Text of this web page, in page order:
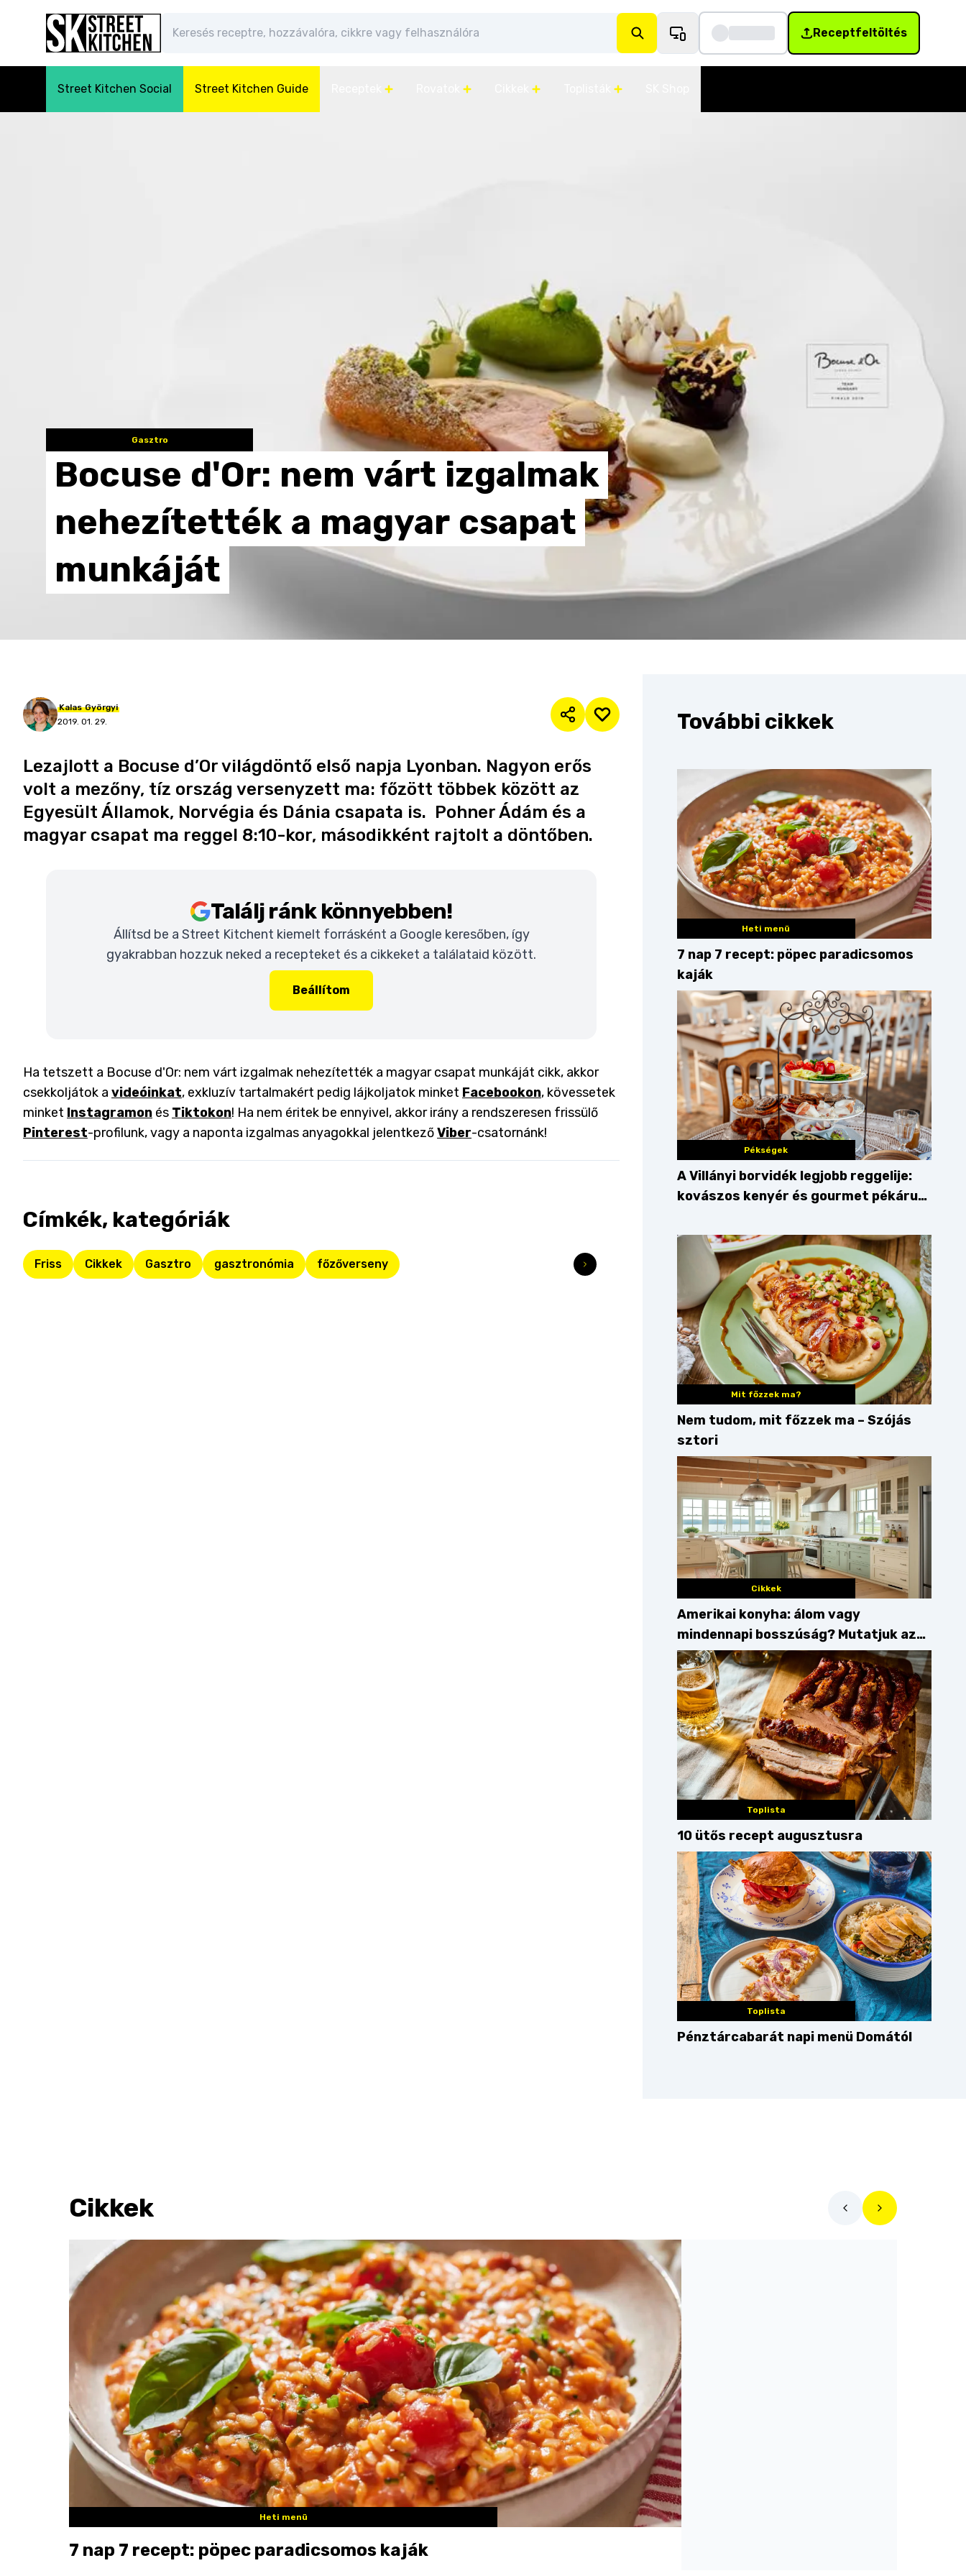
Receptfeltöltés
Street Kitchen Social Street Kitchen Guide
Gasztro
Bocuse d'Or: nem várt izgalmak
nehezítették a magyar csapat
munkáját
Kalas Györgyi
2019. 01. 29.
Lezajlott a Bocuse d’Or világdöntő első napja Lyonban. Nagyon erős
volt a mezőny, tíz ország versenyzett ma: főzött többek között az
Egyesült Államok, Norvégia és Dánia csapata is. Pohner Ádám és a
magyar csapat ma reggel 8:10-kor, másodikként rajtolt a döntőben.
Találj ránk könnyebben!
Állítsd be a Street Kitchent kiemelt forrásként a Google keresőben, így
gyakrabban hozzuk neked a recepteket és a cikkeket a találataid között.
Beállítom
Ha tetszett a Bocuse d'Or: nem várt izgalmak nehezítették a magyar csapat munkáját cikk, akkor
csekkoljátok a videóinkat, exkluzív tartalmakért pedig lájkoljatok minket Facebookon, kövessetek
minket Instagramon és Tiktokon! Ha nem éritek be ennyivel, akkor irány a rendszeresen frissülő
Pinterest-profilunk, vagy a naponta izgalmas anyagokkal jelentkezőViber-csatornánk!
Címkék, kategóriák
Friss Cikkek Gasztro gasztronómia főzőverseny
További cikkek
Heti menü
7 nap 7 recept: pöpec paradicsomos
kaják
Pékségek
A Villányi borvidék legjobb reggelije:
kovászos kenyér és gourmet pékáruk
Mit főzzek ma?
Nem tudom, mit főzzek ma – Szójás
sztori
Cikkek
Amerikai konyha: álom vagy
mindennapi bosszúság? Mutatjuk az
érveket
Toplista
10 ütős recept augusztusra
Toplista
Pénztárcabarát napi menü Domától
Cikkek
Heti menü
7 nap 7 recept: pöpec paradicsomos kaják